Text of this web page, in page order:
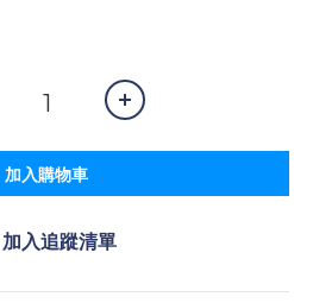
加入購物車
加入追蹤清單